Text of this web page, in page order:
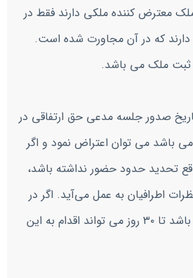
معترض کننده ملکی دارند فقط در
که در آن مجاورت شده است.
ملک می باشد.
تا ۳۰ روز از تاریخ صدور جلسه مدعی حق ارتفاقی در
باشد می توان اعتراض نمود و اگر
تحدید حدود حضور نداشته باشد،
اطرافیان به عمل می‌آید. اگر در
این مورد اعتراض داشته باشد تا ۳۰ روز می تواند اقدام به این